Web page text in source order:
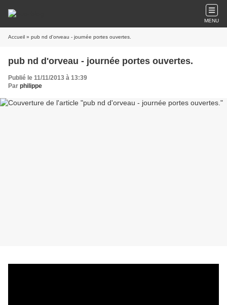
MENU
Accueil » pub nd d'orveau - journée portes ouvertes.
pub nd d'orveau - journée portes ouvertes.
Publié le 11/11/2013 à 13:39
Par philippe